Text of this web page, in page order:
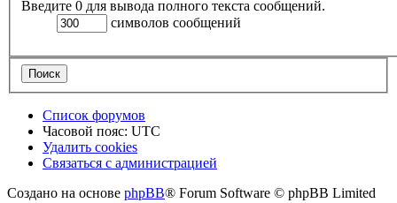
Введите 0 для вывода полного текста сообщений.
символов сообщений
Список форумов
Часовой пояс: UTC
Удалить cookies
Связаться
администрацией
Связаться с администрацией
Создано на основе phpBB® Forum Software © phpBB Limited